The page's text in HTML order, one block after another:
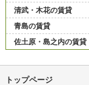
清武・木花の賃貸
青島の賃貸
佐土原・島之内の賃貸
トップページ